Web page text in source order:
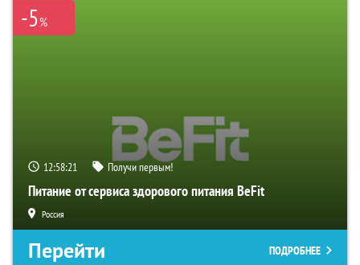
-5%
12:58:20 Получи первым!
Питание от сервиса здорового питания BeFit
Россия
Перейти ПОДРОБНЕЕ